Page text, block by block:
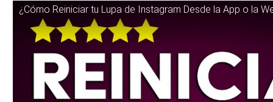
¿Cómo Reiniciar tu Lupa de Instagram Desde la App o la